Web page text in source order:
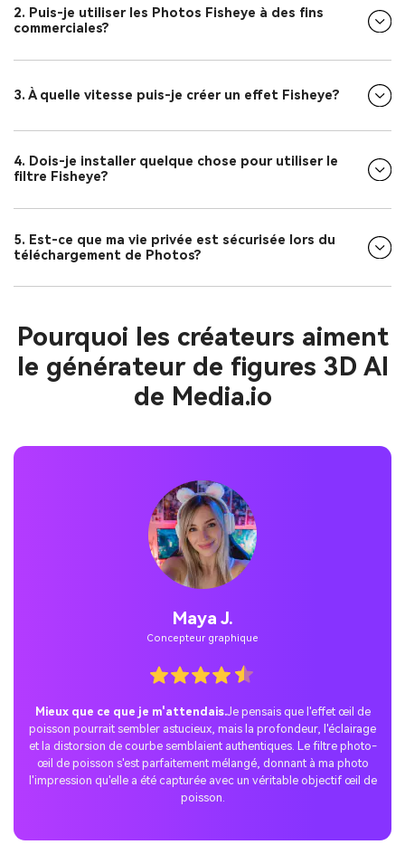
2. Puis-je utiliser les Photos Fisheye à des fins
commerciales?
3. À quelle vitesse puis-je créer un effet Fisheye?
4. Dois-je installer quelque chose pour utiliser le
filtre Fisheye?
5. Est-ce que ma vie privée est sécurisée lors du
téléchargement de Photos?
Pourquoi les créateurs aiment
le générateur de figures 3D AI
de Media.io
Maya J.
Concepteur graphique
Mieux que ce que je m'attendais.Je pensais que l'effet œil de
poisson pourrait sembler astucieux, mais la profondeur, l'éclairage
et la distorsion de courbe semblaient authentiques. Le filtre photo-
œil de poisson s'est parfaitement mélangé, donnant à ma photo
l'impression qu'elle a été capturée avec un véritable objectif œil de
poisson.